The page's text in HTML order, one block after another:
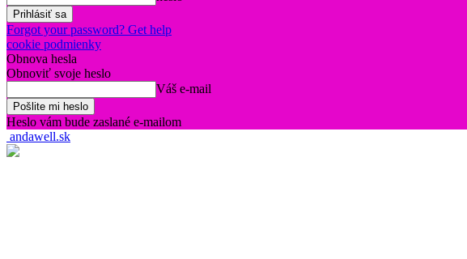
Forgot your password? Get help
cookie podmienky
Obnova hesla
Obnoviť svoje heslo
Váš e-mail
Heslo vám bude zaslané e-mailom
andawell.sk